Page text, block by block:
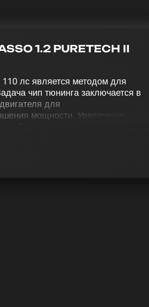
1.2 PURETECH II
лс является методом для
чип тюнинга заключается в
для
мощности. Увеличение
тюнингу, включающему
(Евро-2), отключение
EGR, включение функции